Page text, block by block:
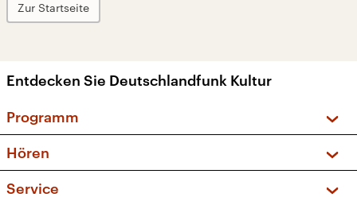
Zur Startseite
Entdecken Sie Deutschlandfunk Kultur
Programm
Sendungen und Podcasts
Hören
Service